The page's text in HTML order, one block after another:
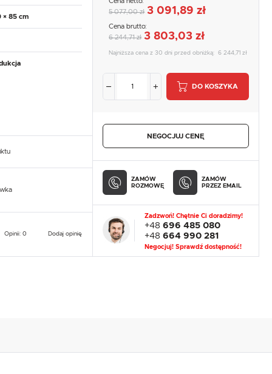
× 85 cm
Opinii: 0 Dodaj opinię
5 077,00 zł 3 091,89 zł
Cena brutto:
6 244,71 zł 3 803,03 zł
Najniższa cena z 30 dni przed obniżką:6 244,71 zł
DO KOSZYKA
NEGOCJUJ CENĘ
ZAMÓW
ROZMOWĘ
ZAMÓW
PRZEZ EMAIL
Zadzwoń! Chętnie Ci doradzimy!
+48 696 485 080
+48 664 990 281
Negocjuj! Sprawdź dostępność!